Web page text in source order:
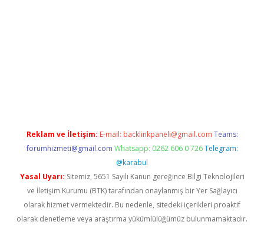
Reklam ve İletişim: E-mail: backlinkpaneli@gmail.com Teams:
forumhizmeti@gmail.com Whatsapp: 0262 606 0 726 Telegram:
@karabul
Yasal Uyarı: Sitemiz, 5651 Sayılı Kanun gereğince Bilgi Teknolojileri
ve İletişim Kurumu (BTK) tarafından onaylanmış bir Yer Sağlayıcı
olarak hizmet vermektedir. Bu nedenle, sitedeki içerikleri proaktif
olarak denetleme veya araştırma yükümlülüğümüz bulunmamaktadır.